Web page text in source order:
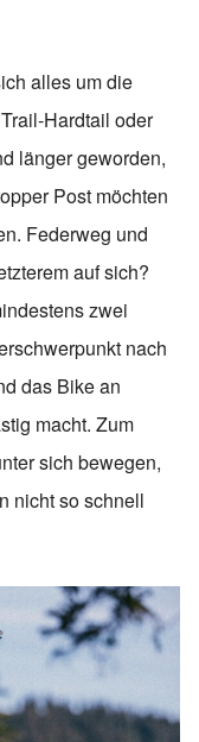
alles um die
Hardtail oder
länger geworden,
Post möchten
Federweg und
auf sich?
zwei
nach
das Bike an
macht. Zum
sich bewegen,
nicht so schnell